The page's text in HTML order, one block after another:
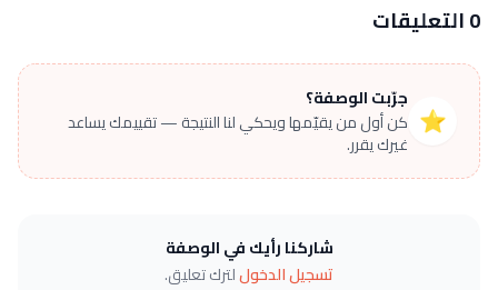
0 التعليقات
⭐
جرّبت الوصفة؟
كن أول من يقيّمها ويحكي لنا النتيجة — تقييمك يساعد
غيرك يقرر.
شاركنا رأيك في الوصفة
تسجيل الدخوللترك تعليق.